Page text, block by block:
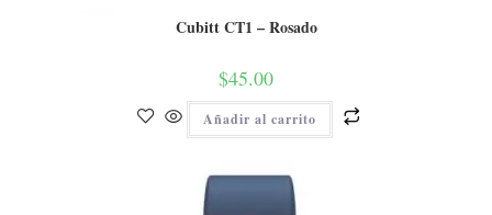
Cubitt CT1 – Rosado
$45.00
Añadir al carrito